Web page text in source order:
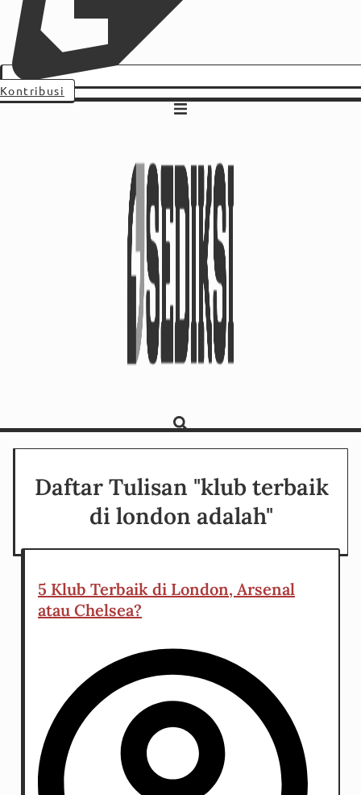
Kontribusi
Daftar Tulisan "klub terbaik
di london adalah"
5 Klub Terbaik di London, Arsenal
atau Chelsea?